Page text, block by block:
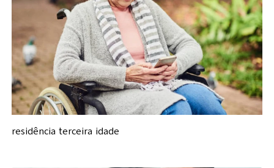
residência terceira idade